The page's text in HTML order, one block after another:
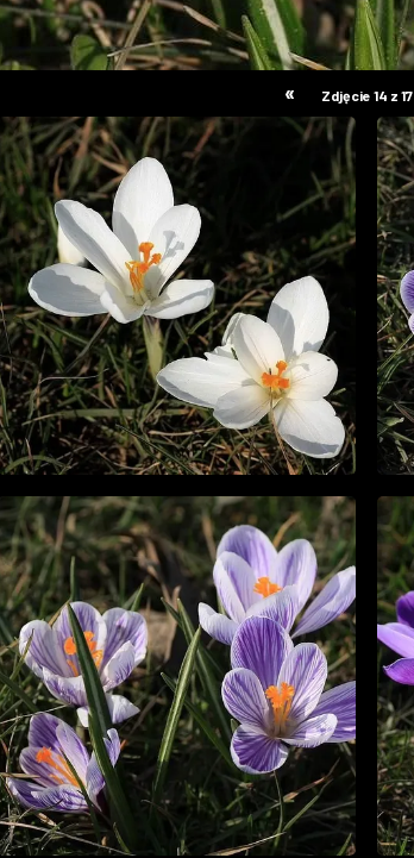
« Zdjęcie 14 z 17